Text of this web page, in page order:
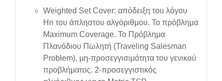
Weighted Set Cover: απόδειξη του λόγου
Hn του άπληστου αλγόριθμου. Το πρόβλημα
Maximum Coverage. Το Πρόβλημα
Πλανόδιου Πωλητή (Traveling Salesman
Problem), μη-προσεγγισιμότητα του γενικού
προβλήματος. 2-προσεγγιστικός